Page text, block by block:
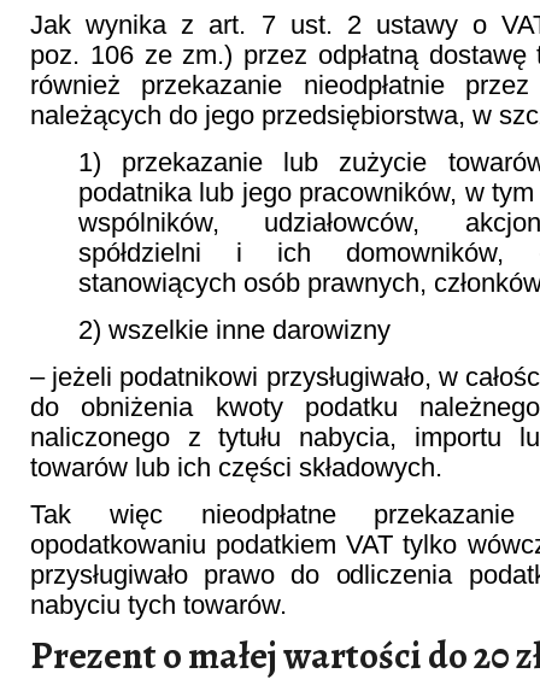
Jak wynika z art. 7 ust. 2 ustawy o
poz. 106 ze zm.) przez odpłatną
również przekazanie nieodpłatnie
należących do jego przedsiębiorstwa, w
1) przekazanie lub zużycie
podatnika lub jego pracowników, w
wspólników, udziałowców,
spółdzielni i ich domowników,
stanowiących osób prawnych,
2) wszelkie inne darowizny
– jeżeli podatnikowi przysługiwało, w
do obniżenia kwoty podatku
naliczonego z tytułu nabycia, importu
towarów lub ich części składowych.
Tak więc nieodpłatne przekazanie
opodatkowaniu podatkiem VAT tylko
przysługiwało prawo do odliczenia
nabyciu tych towarów.
Prezent o małej wartości do 20